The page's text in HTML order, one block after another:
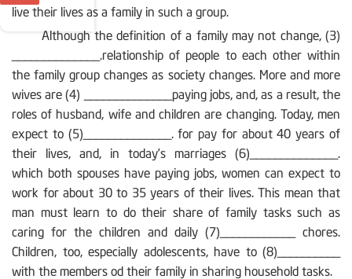
live their lives as a family in such a group.
Although the definition of a family may not change, (3)
______________.relationship of people to each other within
the family group changes as society changes. More and more
wives are (4) ______________paying jobs, and, as a result, the
roles of husband, wife and children are changing. Today, men
expect to (5)______________. for pay for about 40 years of
their lives, and, in today’s marriages (6)______________.
which both spouses have paying jobs, women can expect to
work for about 30 to 35 years of their lives. This mean that
man must learn to do their share of family tasks such as
caring for the children and daily (7)____________ chores.
Children, too, especially adolescents, have to (8)__________
with the members od their family in sharing household tasks.